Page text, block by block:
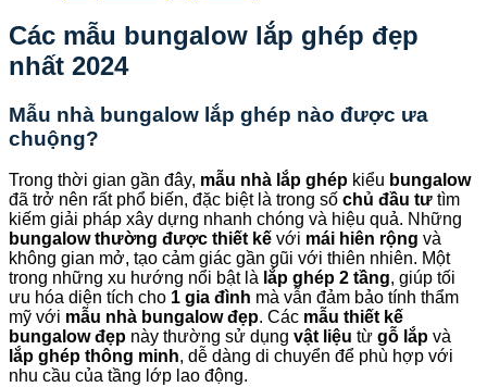
Các mẫu bungalow lắp ghép đẹp
nhất 2024
Mẫu nhà bungalow lắp ghép nào được ưa
chuộng?
Trong thời gian gần đây, mẫu nhà lắp ghép kiểu bungalow
đã trở nên rất phổ biến, đặc biệt là trong số chủ đầu tư tìm
kiếm giải pháp xây dựng nhanh chóng và hiệu quả. Những
bungalow thường được thiết kế với mái hiên rộng và
không gian mở, tạo cảm giác gần gũi với thiên nhiên. Một
trong những xu hướng nổi bật là lắp ghép 2 tầng, giúp tối
ưu hóa diện tích cho 1 gia đình mà vẫn đảm bảo tính thẩm
mỹ với mẫu nhà bungalow đẹp. Các mẫu thiết kế
bungalow đẹp này thường sử dụng vật liệu từ gỗ lắp và
lắp ghép thông minh, dễ dàng di chuyển để phù hợp với
nhu cầu của tầng lớp lao động.